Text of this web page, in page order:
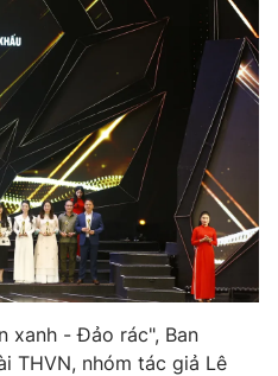
xanh - Đảo rác", Ban
THVN, nhóm tác giả Lê